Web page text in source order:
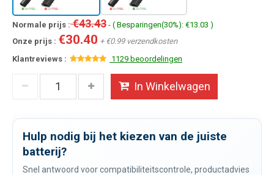
Normale prijs :€43.43 - ( Besparingen(30%): €13.03 )
Onze prijs : €30.40 + €0.99 verzendkosten
Klantreviews :
1129 beoordelingen
In Winkelwagen
Hulp nodig bij het kiezen van de juiste
batterij?
Snel antwoord voor compatibiliteitscontrole, productadvies